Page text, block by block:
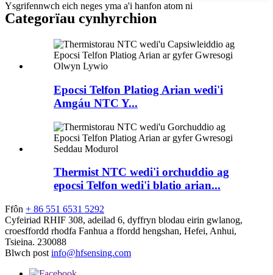
Ysgrifennwch eich neges yma a'i hanfon atom ni
Categorïau cynhyrchion
Epocsi Telfon Platiog Arian wedi'i
Amgáu NTC Y...
Thermist NTC wedi'i orchuddio ag
epocsi Telfon wedi'i blatio arian...
Ffôn + 86 551 6531 5292
Cyfeiriad RHIF 308, adeilad 6, dyffryn blodau eirin gwlanog,
croesffordd rhodfa Fanhua a ffordd hengshan, Hefei, Anhui,
Tsieina. 230088
Blwch post info@hfsensing.com